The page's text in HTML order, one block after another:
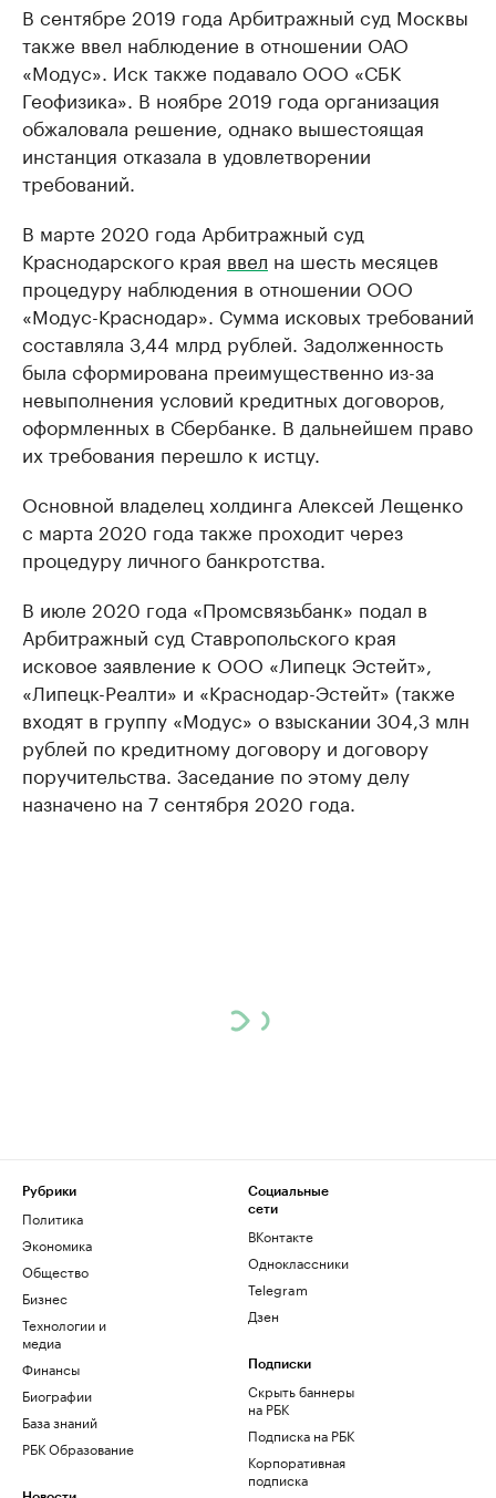
В сентябре 2019 года Арбитражный суд Москвы
также ввел наблюдение в отношении ОАО
«Модус». Иск также подавало ООО «СБК
Геофизика». В ноябре 2019 года организация
обжаловала решение, однако вышестоящая
инстанция отказала в удовлетворении
требований.
В марте 2020 года Арбитражный суд
Краснодарского края ввел на шесть месяцев
процедуру наблюдения в отношении ООО
«Модус-Краснодар». Сумма исковых требований
составляла 3,44 млрд рублей. Задолженность
была сформирована преимущественно из-за
невыполнения условий кредитных договоров,
оформленных в Сбербанке. В дальнейшем право
их требования перешло к истцу.
Основной владелец холдинга Алексей Лещенко
с марта 2020 года также проходит через
процедуру личного банкротства.
В июле 2020 года «Промсвязьбанк» подал в
Арбитражный суд Ставропольского края
исковое заявление к ООО «Липецк Эстейт»,
«Липецк-Реалти» и «Краснодар-Эстейт» (также
входят в группу «Модус» о взыскании 304,3 млн
рублей по кредитному договору и договору
поручительства. Заседание по этому делу
назначено на 7 сентября 2020 года.
Рубрики
Политика
Экономика
Общество
Бизнес
Технологии и
медиа
Финансы
Биографии
База знаний
РБК Образование
Социальные
сети
ВКонтакте
Одноклассники
Telegram
Дзен
Подписки
Скрыть баннеры
на РБК
Подписка на РБК
Корпоративная
подписка